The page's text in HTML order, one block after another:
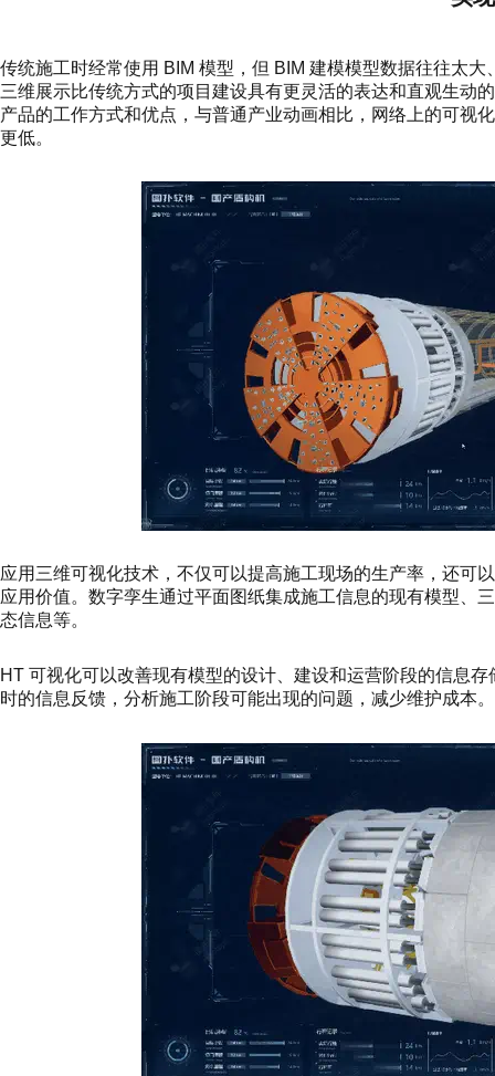
传统施工时经常使用 BIM 模型，但 BIM 建模模型数据往往太
三维展示比传统方式的项目建设具有更灵活的表达和直观生动
产品的工作方式和优点，与普通产业动画相比，网络上的可视
更低。
应用三维可视化技术，不仅可以提高施工现场的生产率，还可
应用价值。数字孪生通过平面图纸集成施工信息的现有模型、
态信息等。
HT 可视化可以改善现有模型的设计、建设和运营阶段的信息
时的信息反馈，分析施工阶段可能出现的问题，减少维护成本。